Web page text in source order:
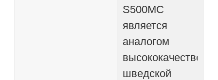
S500МС
является
аналогом
шведской